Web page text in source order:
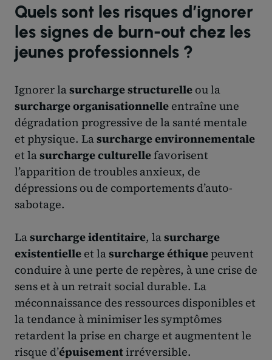
Quels sont les risques d’ignorer
les signes de burn-out chez les
jeunes professionnels ?
Ignorer lasurcharge structurelle ou la
surcharge organisationnelle entraîne une
dégradation progressive de la santé mentale
et physique. Lasurcharge environnementale
et lasurcharge culturellefavorisent
l’apparition de troubles anxieux, de
dépressions ou de comportements d’auto-
sabotage.
Lasurcharge identitaire, lasurcharge
existentielle et lasurcharge éthique peuvent
conduire à une perte de repères, à une crise de
sens et à un retrait social durable. La
méconnaissance des ressources disponibles et
la tendance à minimiser les symptômes
retardent la prise en charge et augmentent le
risque d’épuisementirréversible.